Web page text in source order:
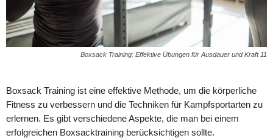
Boxsack Training: Effektive Übungen für Ausdauer und Kraft 11
Boxsack Training ist eine effektive Methode, um die körperliche
Fitness zu verbessern und die Techniken für Kampfsportarten zu
erlernen. Es gibt verschiedene Aspekte, die man bei einem
erfolgreichen Boxsacktraining berücksichtigen sollte.